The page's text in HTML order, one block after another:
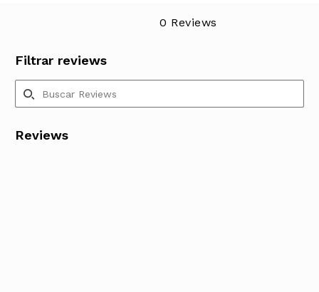
Filtrar reviews
0 Reviews
Reviews